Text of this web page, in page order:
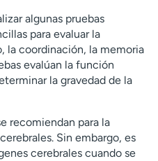
algunas pruebas
para evaluar la
la coordinación, la memoria
evalúan la función
la gravedad de la
recomiendan para la
Sin embargo, es
cerebrales cuando se